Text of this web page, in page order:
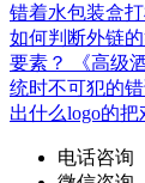
错着水包装盒
如何判断外链
要素？
《高级
统时不可犯的
出什么logo的把
电话咨询